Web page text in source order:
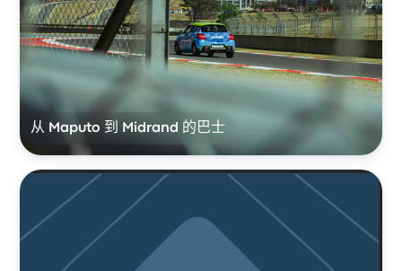
从 Maputo 到 Midrand 的巴士